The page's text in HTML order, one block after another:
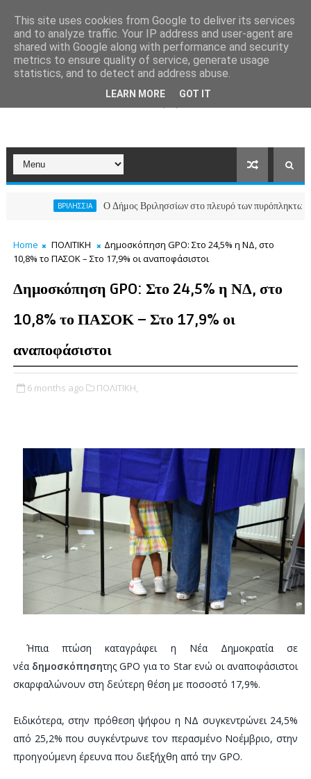
Ο Δήμος Βριλησσίων στο πλευρό των πυρόπληκτων
Home ΠΟΛΙΤΙΚΗ
Δημοσκόπηση GPO: Στο 24,5% η ΝΔ, στο
10,8% το ΠΑΣΟΚ – Στο 17,9% οι αναποφάσιστοι
Δημοσκόπηση GPO: Στο 24,5% η ΝΔ, στο
10,8% το ΠΑΣΟΚ – Στο 17,9% οι
αναποφάσιστοι
6 months ago ΠΟΛΙΤΙΚΗ,
Ήπια πτώση καταγράφει η Νέα Δημοκρατία σε
νέα δημοσκόπησητης GPO για το Star ενώ οι αναποφάσιστοι
σκαρφαλώνουν στη δεύτερη θέση με ποσοστό 17,9%.
Ειδικότερα, στην πρόθεση ψήφου η ΝΔ συγκεντρώνει 24,5%
από 25,2% που συγκέντρωνε τον περασμένο Νοέμβριο, στην
προηγούμενη έρευνα που διεξήχθη από την GPO.
This site uses cookies from Google to deliver its services
and to analyze traffic. Your IP address and user-agent are
shared with Google along with performance and security
metrics to ensure quality of service, generate usage
statistics, and to detect and address abuse.
LEARN MORE GOT IT